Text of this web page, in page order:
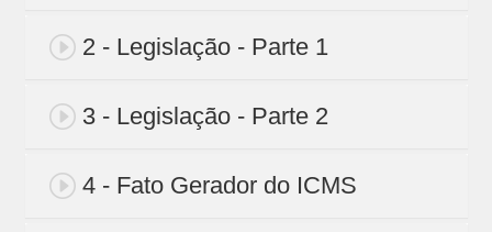
2 - Legislação - Parte 1
3 - Legislação - Parte 2
4 - Fato Gerador do ICMS